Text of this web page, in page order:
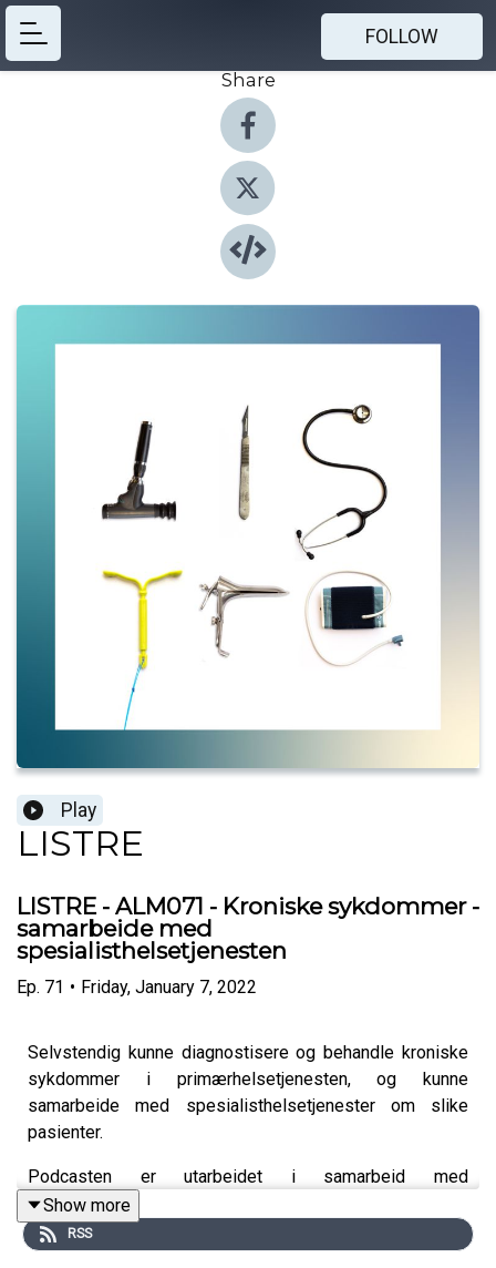
FOLLOW
Share
Play
LISTRE
LISTRE - ALM071 - Kroniske sykdommer -
samarbeide med
spesialisthelsetjenesten
Ep. 71 • Friday, January 7, 2022
Selvstendig kunne diagnostisere og behandle kroniske
sykdommer i primærhelsetjenesten, og kunne
samarbeide med spesialisthelsetjenester om slike
pasienter.
Podcasten er utarbeidet i samarbeid med
Helsedirektoratet. Helsedirektoratet har finansiert
utviklingen av podcasten, men innholdet er i sin helhet
utarbeidet av KVALLM (allmennlegene Kristian Høines
Show more
RSS